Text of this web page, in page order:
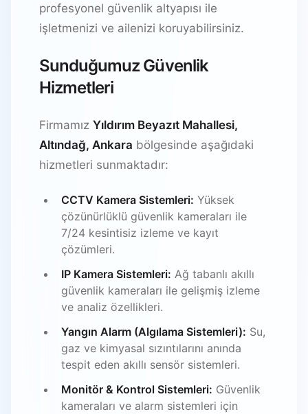
profesyonel güvenlik altyapısı ile
işletmenizi ve ailenizi koruyabilirsiniz.
Sunduğumuz Güvenlik
Hizmetleri
Firmamız Yıldırım Beyazıt Mahallesi,
Altındağ, Ankara bölgesinde aşağıdaki
hizmetleri sunmaktadır:
CCTV Kamera Sistemleri: Yüksek
çözünürlüklü güvenlik kameraları ile
7/24 kesintisiz izleme ve kayıt
çözümleri.
IP Kamera Sistemleri: Ağ tabanlı akıllı
güvenlik kameraları ile gelişmiş izleme
ve analiz özellikleri.
Yangın Alarm (Algılama Sistemleri): Su,
gaz ve kimyasal sızıntılarını anında
tespit eden akıllı sensör sistemleri.
Monitör & Kontrol Sistemleri: Güvenlik
kameraları ve alarm sistemleri için